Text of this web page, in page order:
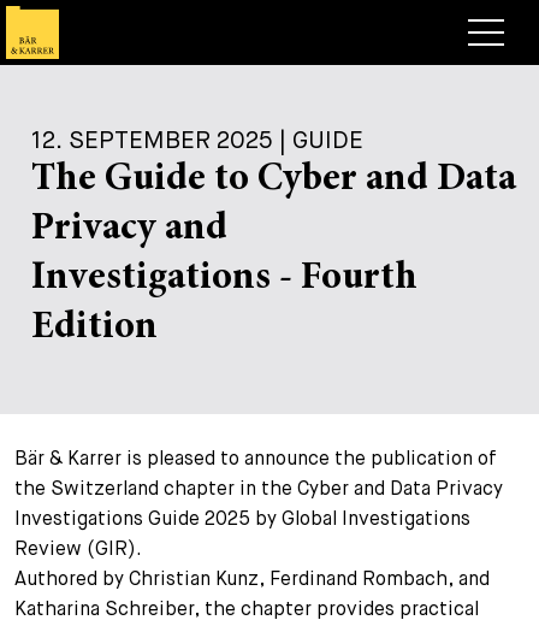
Expertise
Deals & Cases
Corporate News
+
Publikationen
Briefing
Guide
Legal Insight
Über Bär & Karrer
Übersicht
Anwälte
Substituten
+
Stellen
Offene Stellen
+
Bewerben
Bewerbungsprozess
Ihre Karriere
Suche
EN DE FR
12. SEPTEMBER 2025 | GUIDE
The Guide to Cyber and Data
Privacy and
Investigations - Fourth
Edition
Bär & Karrer is pleased to announce the publication of
the Switzerland chapter in the Cyber and Data Privacy
Investigations Guide 2025 by Global Investigations
Review (GIR).
Authored by Christian Kunz, Ferdinand Rombach, and
Katharina Schreiber, the chapter provides practical